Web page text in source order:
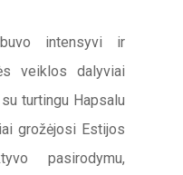
intensyvi ir
veiklos dalyviai
turtingu Hapsalu
grožėjosi Estijos
pasirodymu,